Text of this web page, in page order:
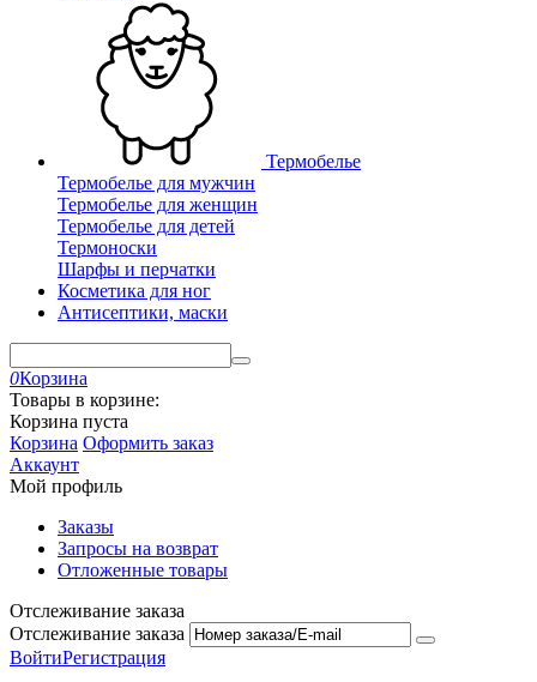
Термобелье
Термобелье для мужчин
Термобелье для женщин
Термобелье для детей
Термоноски
Шарфы и перчатки
Косметика для ног
Антисептики, маски
0Корзина
Товары в корзине:
Корзина пуста
Корзина Оформить заказ
Аккаунт
Мой профиль
Заказы
Запросы на возврат
Отложенные товары
Отслеживание заказа
Отслеживание заказа
ВойтиРегистрация